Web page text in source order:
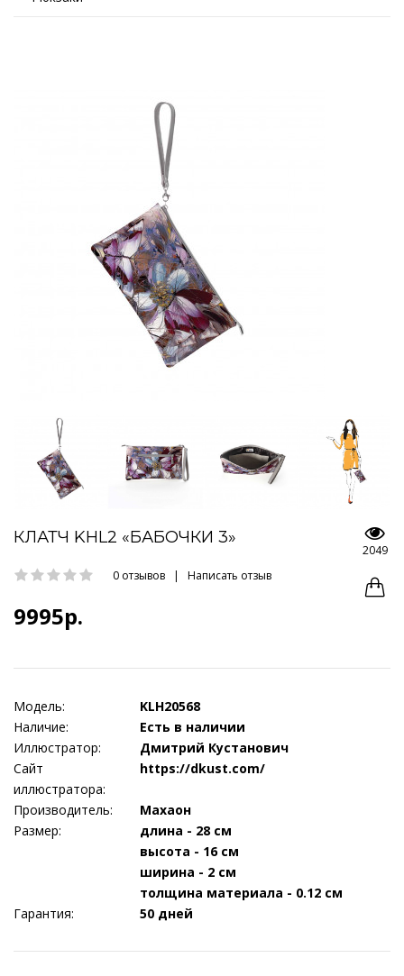
КЛАТЧ KHL2 «БАБОЧКИ 3»
0 отзывов | Написать отзыв
9995р.
2049
Модель:
KLH20568
Наличие:
Есть в наличии
Иллюстратор:
Дмитрий Кустанович
Сайт
иллюстратора:
https://dkust.com/
Производитель:
Махаон
Размер:
длина - 28 см
высота - 16 см
ширина - 2 см
толщина материала - 0.12 см
Гарантия:
50 дней